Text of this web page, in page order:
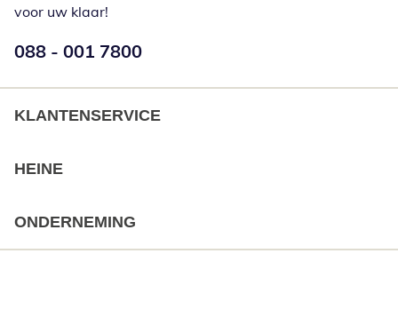
voor uw klaar!
Telefoonnummer:
088 - 001 7800
KLANTENSERVICE
HEINE
ONDERNEMING